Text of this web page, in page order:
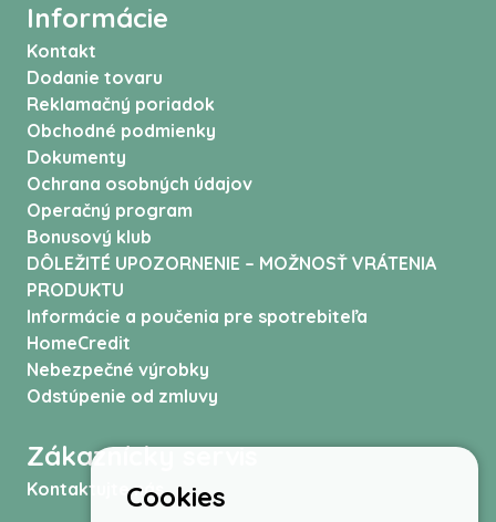
Informácie
Kontakt
Dodanie tovaru
Reklamačný poriadok
Obchodné podmienky
Dokumenty
Ochrana osobných údajov
Operačný program
Bonusový klub
DÔLEŽITÉ UPOZORNENIE – MOŽNOSŤ VRÁTENIA
PRODUKTU
Informácie a poučenia pre spotrebiteľa
HomeCredit
Nebezpečné výrobky
Odstúpenie od zmluvy
Zákaznícky servis
Kontaktujte násCookies